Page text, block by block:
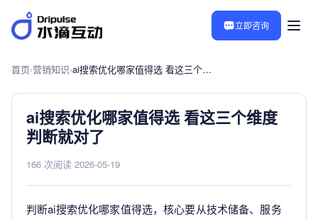
立即咨询
首页›营销知识› ai搜索优化哪家值得选 看这三个维度判断就对了
ai搜索优化哪家值得选 看这三个维度
判断就对了
166 次阅读 2026-05-19
判断ai搜索优化哪家值得选，核心要从技术储备、服务